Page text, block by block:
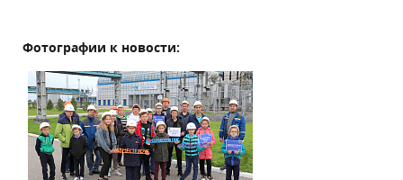
Фотографии к новости: